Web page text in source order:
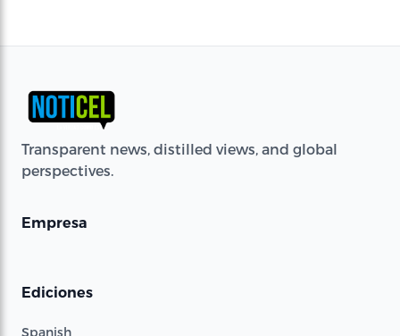
Transparent news, distilled views, and global
perspectives.
Empresa
Ediciones
Spanish